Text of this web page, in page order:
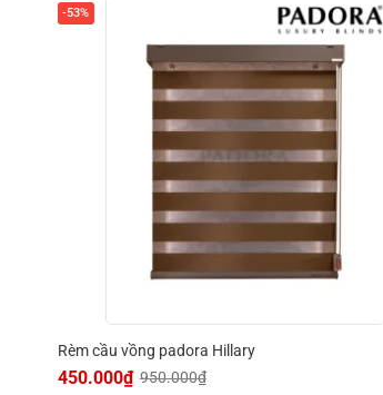
-53%
Rèm cầu vồng padora Hillary
950.000₫
Giá
450.000₫
Giá